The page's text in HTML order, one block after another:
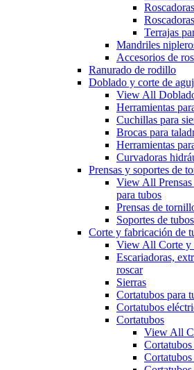
Terrajas
Mandriles
Accesorios de
Ranurado de rodillo
Doblado y corte de
View All
Herramientas
Cuchillas para
Brocas para
Herramientas
Curvadoras
Prensas y soportes de
View All
para tubos
Prensas de
Soportes de tubos
Corte y fabricación de
View All Corte y
Escariadoras,
roscar
Sierras
Cortatubos para
Cortatubos
Cortatubos
View All
Cortatubos
Cortatubos